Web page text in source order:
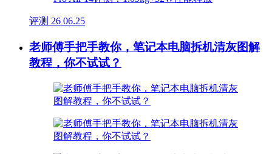
评测 26 06.25
老师傅手把手教你，笔记本电脑拆机清灰图解
教程，你不试试？